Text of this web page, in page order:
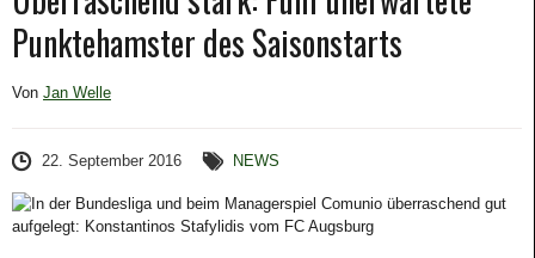
Punktehamster des Saisonstarts
Von Jan Welle
22. September 2016 NEWS